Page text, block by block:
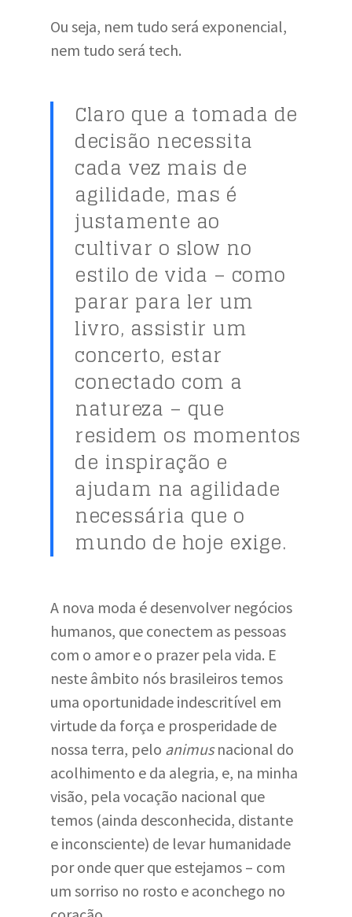
Ou seja, nem tudo será exponencial,
nem tudo será tech.
Claro que a tomada de
decisão necessita
cada vez mais de
agilidade, mas é
justamente ao
cultivar o slow no
estilo de vida – como
parar para ler um
livro, assistir um
concerto, estar
conectado com a
natureza – que
residem os momentos
de inspiração e
ajudam na agilidade
necessária que o
mundo de hoje exige.
A nova moda é desenvolver negócios
humanos, que conectem as pessoas
com o amor e o prazer pela vida. E
neste âmbito nós brasileiros temos
uma oportunidade indescritível em
virtude da força e prosperidade de
nossa terra, pelo animusnacional do
acolhimento e da alegria, e, na minha
visão, pela vocação nacional que
temos (ainda desconhecida, distante
e inconsciente) de levar humanidade
por onde quer que estejamos – com
um sorriso no rosto e aconchego no